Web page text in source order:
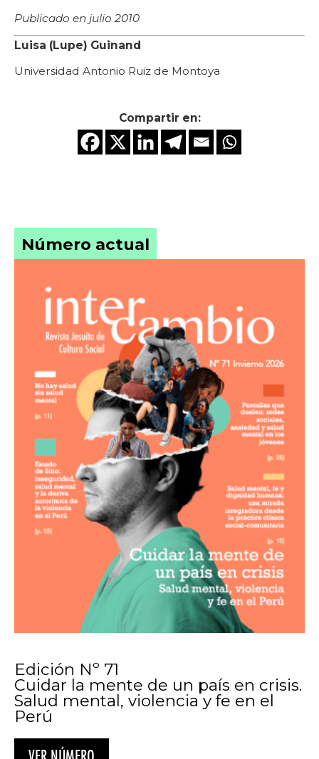
Publicado en julio 2010
Luisa (Lupe) Guinand
Universidad Antonio Ruiz de Montoya
Compartir en:
Número actual
Edición Nº 71
Cuidar la mente de un país en crisis.
Salud mental, violencia y fe en el
Perú